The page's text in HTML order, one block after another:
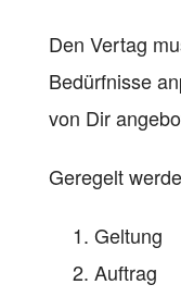
Den Vertag
Bedürfnisse
von Dir
Geregelt
Geltung
Auftrag